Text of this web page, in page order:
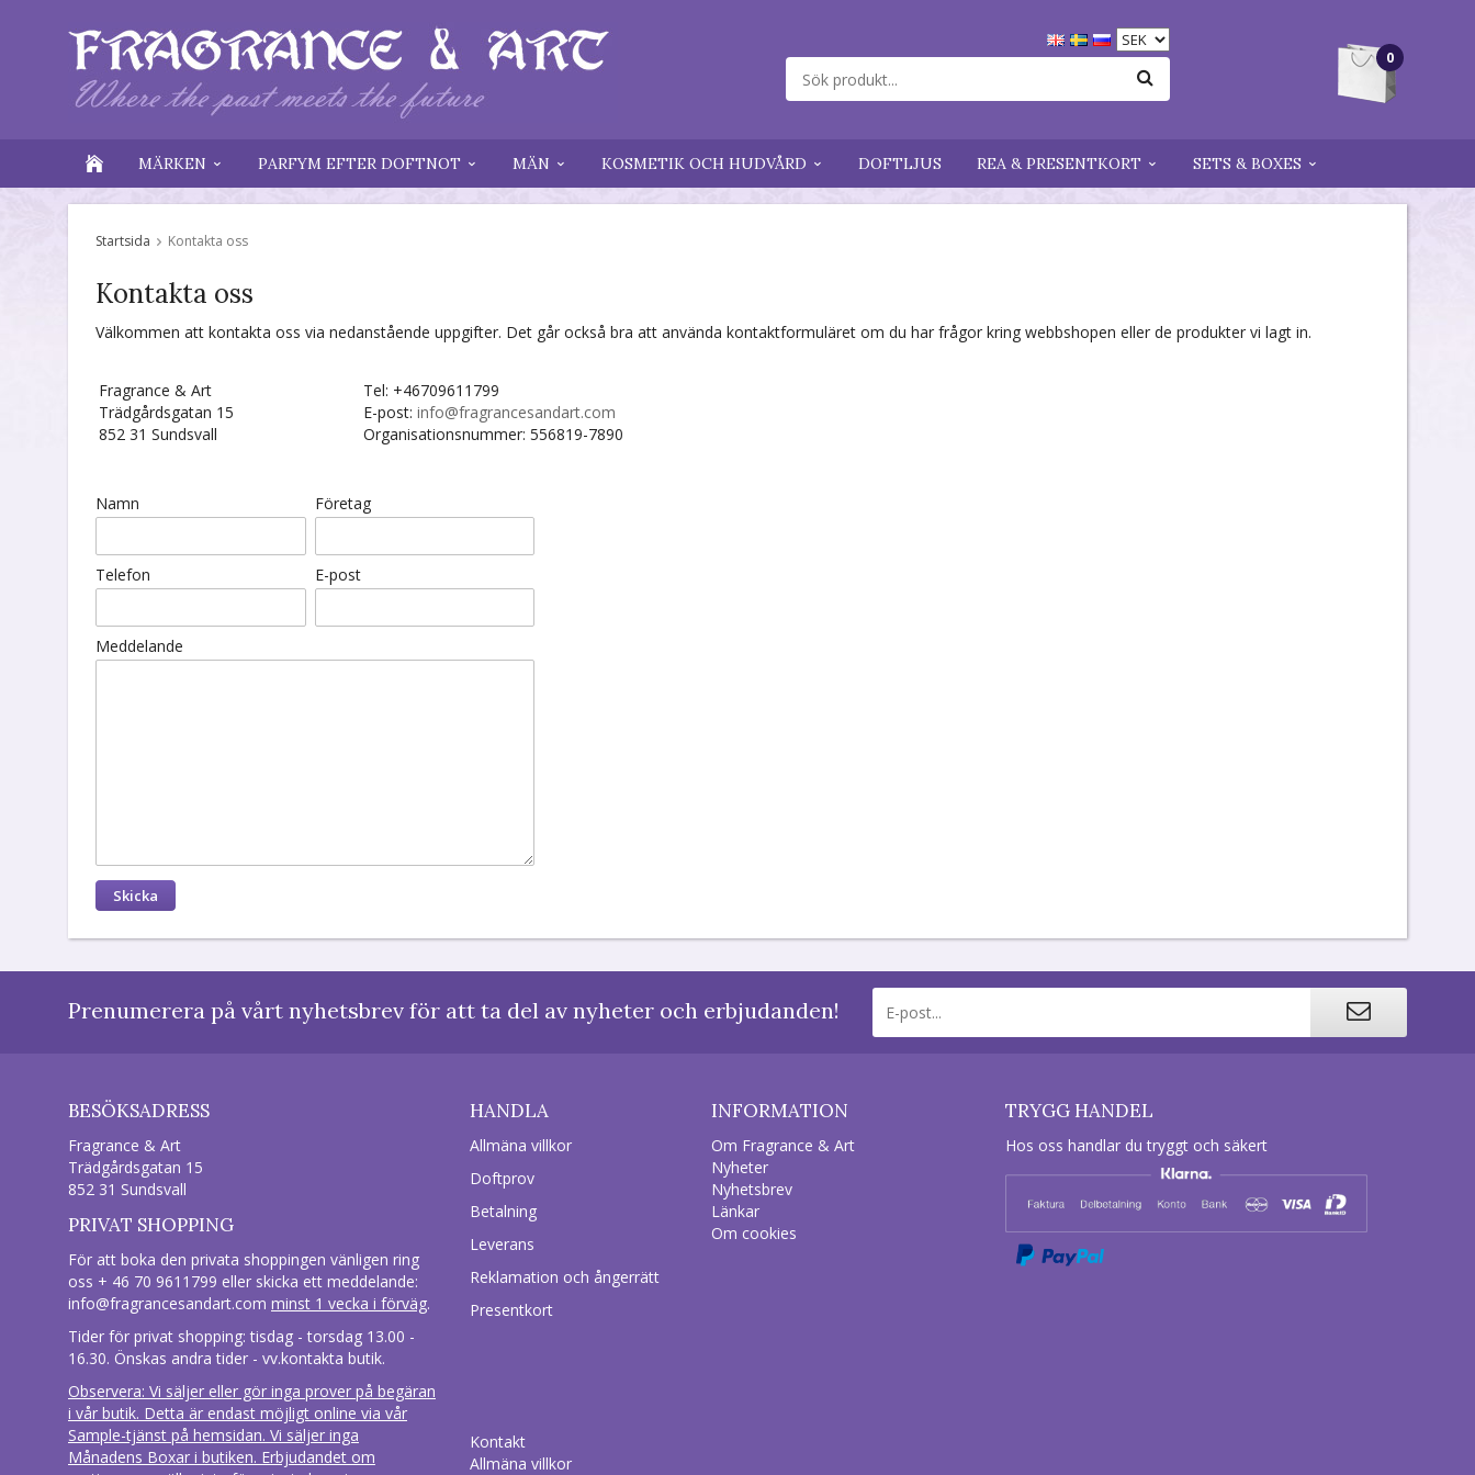
0
MÄRKEN PARFYM EFTER DOFTNOT MÄN KOSMETIK OCH HUDVÅRD DOFTLJUS REA & PRESENTKORT SETS & BOXES
Startsida Kontakta oss
Kontakta oss
Välkommen att kontakta oss via nedanstående uppgifter. Det går också bra att använda kontaktformuläret om du har frågor kring webbshopen eller de produkter vi lagt in.
Fragrance & Art
Trädgårdsgatan 15
852 31 Sundsvall
Tel: +46709611799
E-post: info@fragrancesandart.com
Organisationsnummer: 556819-7890
Namn Företag
Telefon E-post
Meddelande
Prenumerera på vårt nyhetsbrev för att ta del av nyheter och erbjudanden!
BESÖKSADRESS
Fragrance & Art
Trädgårdsgatan 15
852 31 Sundsvall
PRIVAT SHOPPING
För att boka den privata shoppingen vänligen ring
oss + 46 70 9611799 eller skicka ett meddelande:
info@fragrancesandart.com minst 1 vecka i förväg.
Tider för privat shopping: tisdag - torsdag 13.00 -
16.30. Önskas andra tider - vv.kontakta butik.
Observera: Vi säljer eller gör inga prover på begäran
i vår butik. Detta är endast möjligt online via vår
Sample-tjänst på hemsidan. Vi säljer inga
Månadens Boxar i butiken. Erbjudandet om
HANDLA
Allmäna villkor
Doftprov
Betalning
Leverans
Reklamation och ångerrätt
Presentkort
Kontakt
Allmäna villkor
INFORMATION
Om Fragrance & Art
Nyheter
Nyhetsbrev
Länkar
Om cookies
TRYGG HANDEL
Hos oss handlar du tryggt och säkert